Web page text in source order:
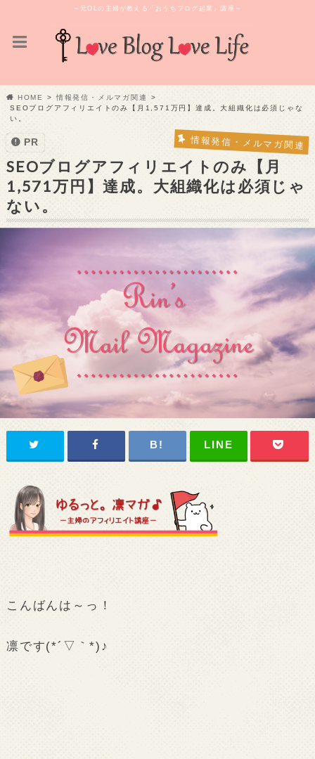
～元OLの主婦が教える「おうちブログ起業」講座～
HOME
情報発信・メルマガ関連
SEOブログアフィリエイトのみ【月1,571万円】達成。大組織化は必須じゃな
い。
情報発信・メルマガ関連
PR
SEOブログアフィリエイトのみ【月
1,571万円】達成。大組織化は必須じゃ
ない。
こんばんは～っ！
凛です(*´▽｀*)♪